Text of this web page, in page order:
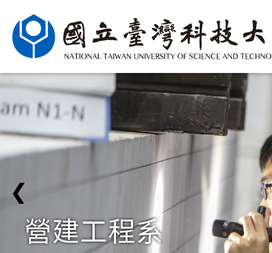
營建工程系
❮